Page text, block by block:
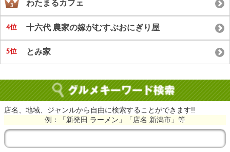
わたまるカフェ
十六代 農家の嫁がむすぶおにぎり屋
とみ家
店名、地域、ジャンルから自由に検索することができます!!
例：「新発田 ラーメン」「店名 新潟市」等